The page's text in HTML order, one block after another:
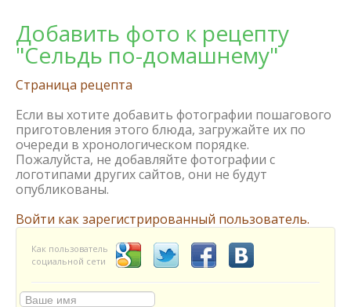
Добавить фото к рецепту
"Сельдь по-домашнему"
Страница рецепта
Если вы хотите добавить фотографии пошагового
приготовления этого блюда, загружайте их по
очереди в хронологическом порядке.
Пожалуйста, не добавляйте фотографии с
логотипами других сайтов, они не будут
опубликованы.
Войти как зарегистрированный пользователь.
Как пользователь
социальной сети